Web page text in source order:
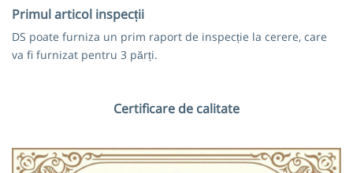
Primul articol inspecții
DS poate furniza un prim raport de inspecție la cerere, care
va fi furnizat pentru 3 părți.
Certificare de calitate